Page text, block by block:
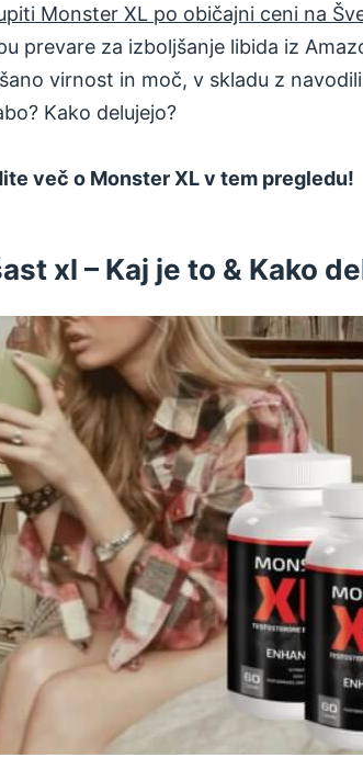
Monster XL po običajni ceni na
prevare za izboljšanje libida iz
virnost in moč, v skladu z
Kako delujejo?
več o Monster XL v tem pregledu!
xl – Kaj je to & Kako